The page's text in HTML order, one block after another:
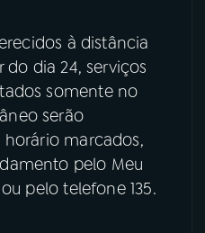
à distância
do dia 24, serviços
somente no
serão
marcados,
pelo Meu
pelo telefone 135.